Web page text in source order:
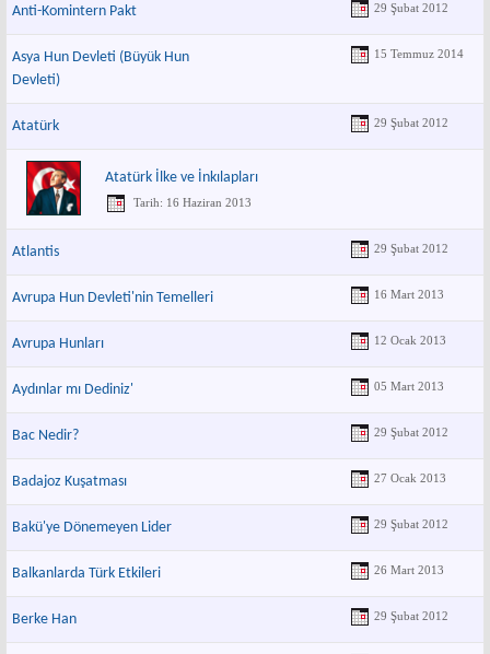
Anti-Komintern Pakt 29 Şubat 2012
Asya Hun Devleti (Büyük Hun
Devleti)
15 Temmuz 2014
Atatürk 29 Şubat 2012
Atatürk İlke ve İnkılapları
Tarih: 16 Haziran 2013
Atlantis 29 Şubat 2012
Avrupa Hun Devleti'nin Temelleri 16 Mart 2013
Avrupa Hunları 12 Ocak 2013
Aydınlar mı Dediniz' 05 Mart 2013
Bac Nedir? 29 Şubat 2012
Badajoz Kuşatması 27 Ocak 2013
Bakü'ye Dönemeyen Lider 29 Şubat 2012
Balkanlarda Türk Etkileri 26 Mart 2013
Berke Han 29 Şubat 2012